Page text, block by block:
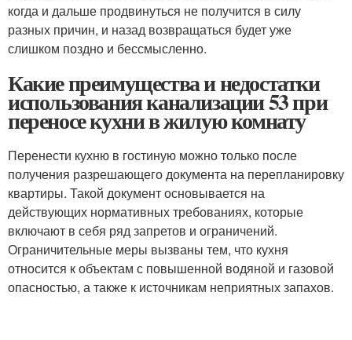
когда и дальше продвинуться не получится в силу
разных причин, и назад возвращаться будет уже
слишком поздно и бессмысленно.
Какие преимущества и недостатки
использования канализации 53 при
переносе кухни в жилую комнату
Перенести кухню в гостиную можно только после
получения разрешающего документа на перепланировку
квартиры. Такой документ основывается на
действующих нормативных требованиях, которые
включают в себя ряд запретов и ограничений.
Ограничительные меры вызваны тем, что кухня
относится к объектам с повышенной водяной и газовой
опасностью, а также к источникам неприятных запахов.